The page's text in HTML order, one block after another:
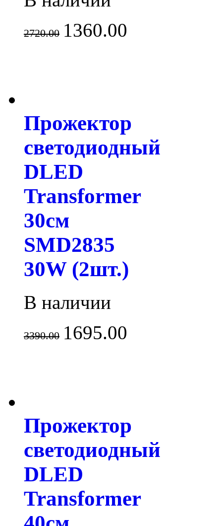
2720.00 1360.00
Прожектор
светодиодный
DLED
Transformer
30см
SMD2835
30W (2шт.)
В наличии
3390.00 1695.00
Прожектор
светодиодный
DLED
Transformer